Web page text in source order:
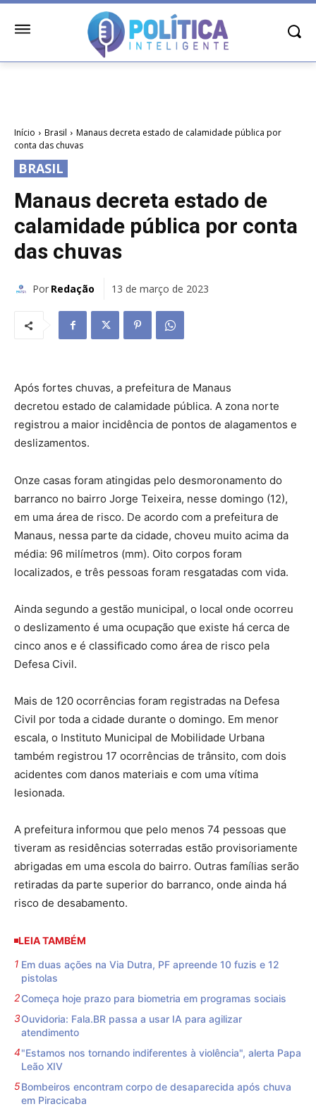
Início Brasil
Manaus decreta estado de calamidade pública por
conta das chuvas
BRASIL
Manaus decreta estado de
calamidade pública por conta
das chuvas
Por Redação 13 de março de 2023
Após fortes chuvas, a prefeitura de Manaus
decretou estado de calamidade pública. A zona norte
registrou a maior incidência de pontos de alagamentos e
deslizamentos.
Onze casas foram atingidas pelo desmoronamento do
barranco no bairro Jorge Teixeira, nesse domingo (12),
em uma área de risco. De acordo com a prefeitura de
Manaus, nessa parte da cidade, choveu muito acima da
média: 96 milímetros (mm). Oito corpos foram
localizados, e três pessoas foram resgatadas com vida.
Ainda segundo a gestão municipal, o local onde ocorreu
o deslizamento é uma ocupação que existe há cerca de
cinco anos e é classificado como área de risco pela
Defesa Civil.
Mais de 120 ocorrências foram registradas na Defesa
Civil por toda a cidade durante o domingo. Em menor
escala, o Instituto Municipal de Mobilidade Urbana
também registrou 17 ocorrências de trânsito, com dois
acidentes com danos materiais e com uma vítima
lesionada.
A prefeitura informou que pelo menos 74 pessoas que
tiveram as residências soterradas estão provisoriamente
abrigadas em uma escola do bairro. Outras famílias serão
retiradas da parte superior do barranco, onde ainda há
risco de desabamento.
LEIA TAMBÉM
Em duas ações na Via Dutra, PF apreende 10 fuzis e 12
pistolas
Começa hoje prazo para biometria em programas sociais
Ouvidoria: Fala.BR passa a usar IA para agilizar
atendimento
"Estamos nos tornando indiferentes à violência", alerta Papa
Leão XIV
Bombeiros encontram corpo de desaparecida após chuva
em Piracicaba